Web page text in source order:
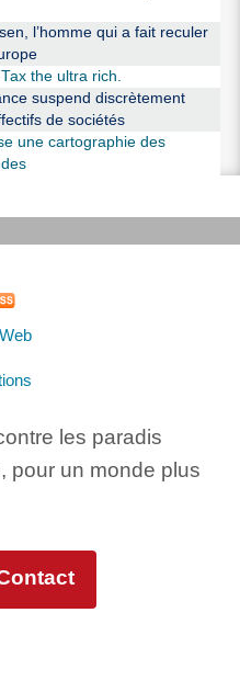
l’homme qui a fait reculer
the ultra rich.
suspend discrètement
de sociétés
une cartographie des
les paradis
pour un monde plus